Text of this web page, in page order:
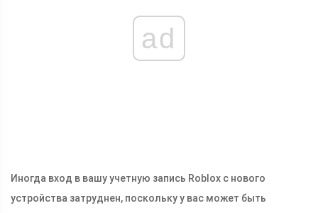
ad
Иногда вход в вашу учетную запись Roblox с нового
устройства затруднен, поскольку у вас может быть